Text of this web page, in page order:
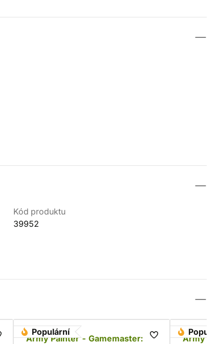
Kód produktu
39952
Populární
Army Painter - Gamemaster:
Army